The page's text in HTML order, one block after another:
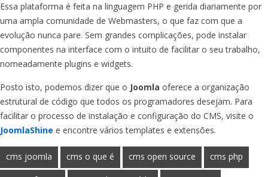
Essa plataforma é feita na linguagem PHP e gerida diariamente por
uma ampla comunidade de Webmasters, o que faz com que a
evolução nunca pare. Sem grandes complicações, pode instalar
componentes na interface com o intuito de facilitar o seu trabalho,
nomeadamente plugins e widgets.
Posto isto, podemos dizer que o Joomla oferece a organização
estrutural de código que todos os programadores desejam. Para
facilitar o processo de instalação e configuração do CMS, visite o
JoomlaShine e encontre vários templates e extensões.
cms joomla cms o que é cms open source cms php